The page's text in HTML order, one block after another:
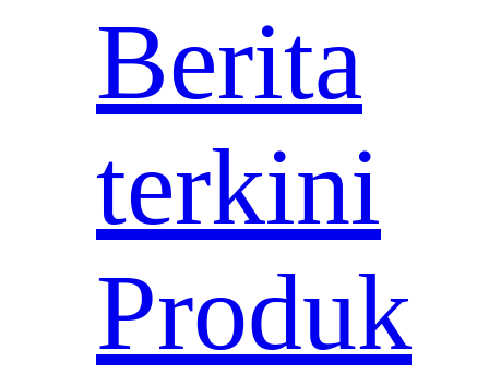
Berita
terkini
Produk